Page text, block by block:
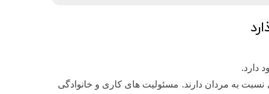
دارد.
به مردان دارند. مسئولیت های کاری و خانوادگی